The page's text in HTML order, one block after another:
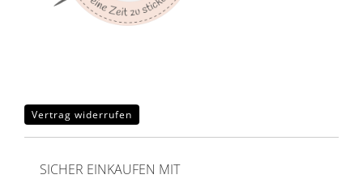
Vertrag widerrufen
SICHER EINKAUFEN MIT